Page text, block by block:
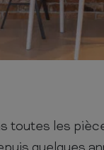
toutes les